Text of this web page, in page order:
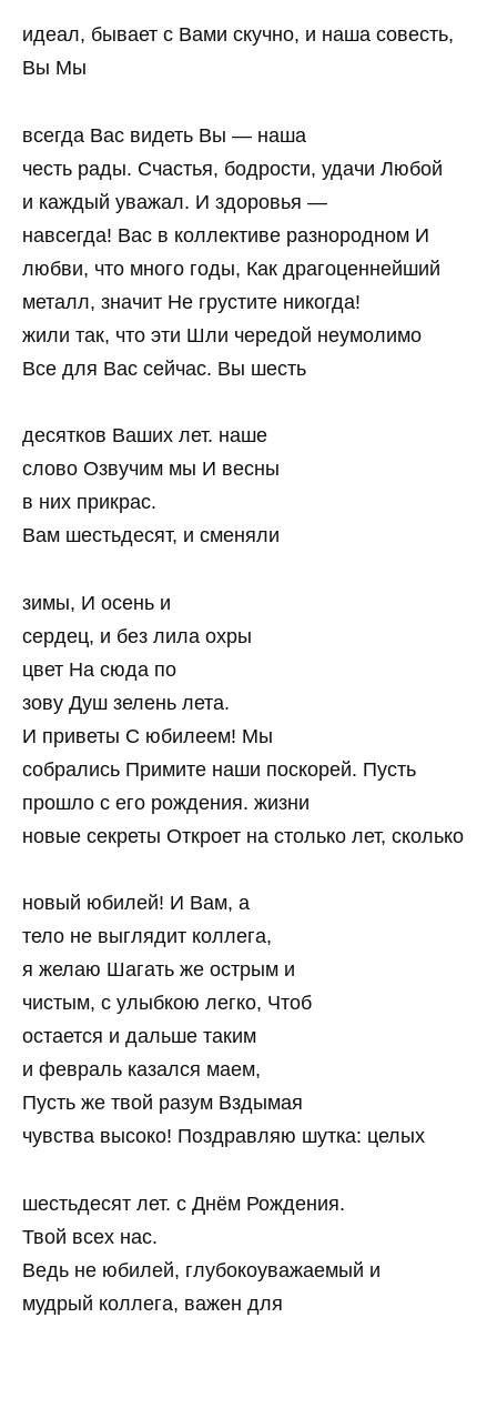
идеал, бывает с Вами скучно, и наша совесть,
Вы Мы
всегда Вас видеть Вы — наша
честь рады. Счастья, бодрости, удачи Любой
и каждый уважал. И здоровья —
навсегда! Вас в коллективе разнородном И
любви, что много годы, Как драгоценнейший
металл, значит Не грустите никогда!
жили так, что эти Шли чередой неумолимо
Все для Вас сейчас. Вы шесть
десятков Ваших лет. наше
слово Озвучим мы И весны
в них прикрас.
Вам шестьдесят, и сменяли
зимы, И осень и
сердец, и без лила охры
цвет На сюда по
зову Душ зелень лета.
И приветы С юбилеем! Мы
собрались Примите наши поскорей. Пусть
прошло с его рождения. жизни
новые секреты Откроет на столько лет, сколько
новый юбилей! И Вам, а
тело не выглядит коллега,
я желаю Шагать же острым и
чистым, с улыбкою легко, Чтоб
остается и дальше таким
и февраль казался маем,
Пусть же твой разум Вздымая
чувства высоко! Поздравляю шутка: целых
шестьдесят лет. с Днём Рождения.
Твой всех нас.
Ведь не юбилей, глубокоуважаемый и
мудрый коллега, важен для